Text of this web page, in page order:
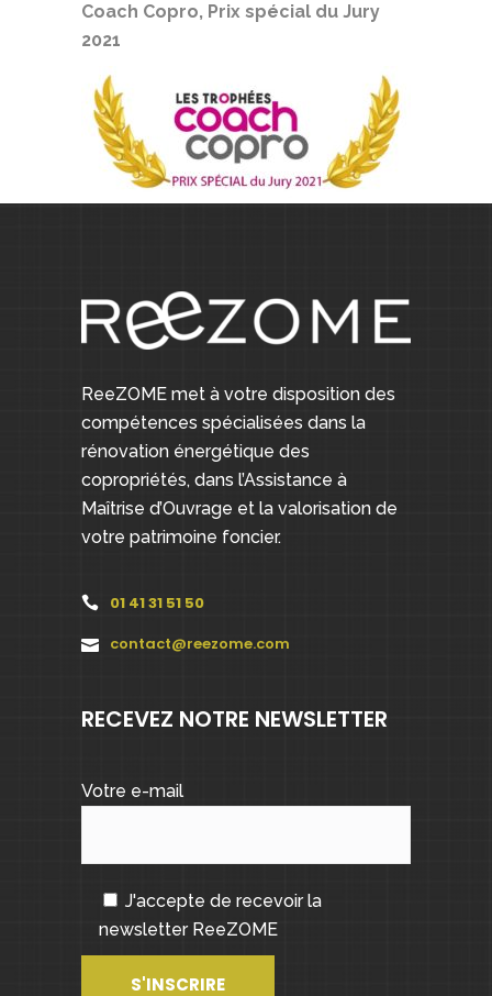
Coach Copro, Prix spécial du Jury
2021
ReeZOME met à votre disposition des
compétences spécialisées dans la
rénovation énergétique des
copropriétés, dans l’Assistance à
Maîtrise d’Ouvrage et la valorisation de
votre patrimoine foncier.
01 41 31 51 50
contact@reezome.com
RECEVEZ NOTRE NEWSLETTER
Votre e-mail
J'accepte de recevoir la
newsletter ReeZOME